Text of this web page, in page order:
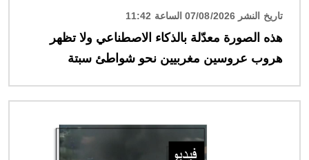
تاريخ النشر 07/08/2026 الساعة 11:42
هذه الصورة معدّلة بالذكاء الاصطناعي ولا تظهر
هروب عروسين مغربيين نحو شواطئ سبتة